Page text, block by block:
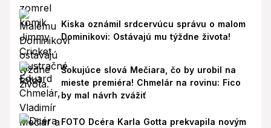
Kiska oznámil srdcervúcu správu o malom
Dominikovi: Ostávajú mu týždne života!
Šokujúce slová Mečiara, čo by urobil na
mieste premiéra! Chmelár na rovinu: Fico
by mal návrh zvážiť
FOTO Dcéra Karla Gotta prekvapila novým